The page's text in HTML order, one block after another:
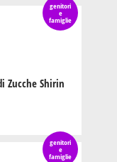
genitori
e
famiglie
Zucche Shirin
genitori
e
famiglie